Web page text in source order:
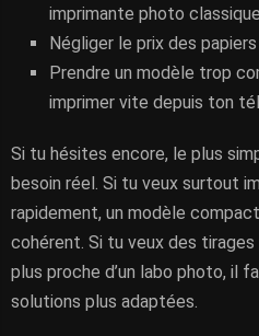
imprimante photo
Négliger le prix des
Prendre un modèle trop
imprimer vite depuis ton
Si tu hésites encore, le plus
besoin réel. Si tu veux surtout
rapidement, un modèle
cohérent. Si tu veux des
plus proche d’un labo photo, il
solutions plus adaptées.